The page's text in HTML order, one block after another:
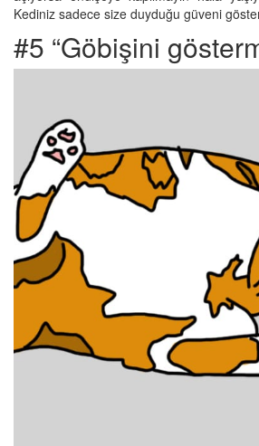
Kediniz sadece size duyduğu güveni
#5 “Göbişini